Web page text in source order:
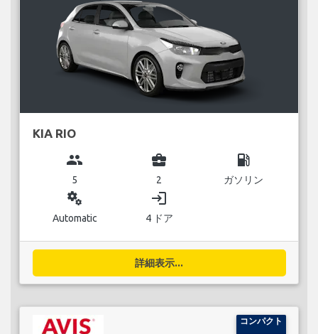
KIA RIO
group
5
business_center
2
local_gas_station
ガソリン
miscellaneous_services
Automatic
login
4 ドア
詳細表示...
コンパクト